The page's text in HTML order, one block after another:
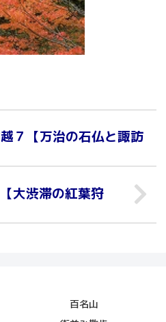
７【万治の石仏と諏訪
大渋滞の紅葉狩
百名山